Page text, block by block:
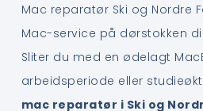
Mac reparatør Ski og Nordre
Mac-service på dørstokken
Sliter du med en ødelagt
arbeidsperiode eller
mac reparatør i Ski og